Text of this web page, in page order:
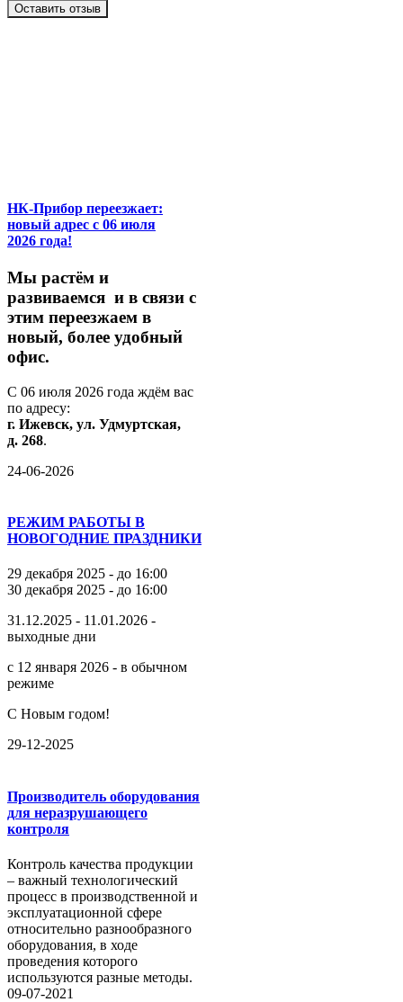
Оставить отзыв
НК-Прибор переезжает:
новый адрес с 06 июля
2026 года!
Мы растём и
развиваемся и в связи с
этим переезжаем в
новый, более удобный
офис.
С 06 июля 2026 года ждём вас
по адресу:
г. Ижевск, ул. Удмуртская,
д. 268.
24-06-2026
РЕЖИМ РАБОТЫ В
НОВОГОДНИЕ ПРАЗДНИКИ
29 декабря 2025 - до 16:00
30 декабря 2025 - до 16:00
31.12.2025 - 11.01.2026 -
выходные дни
с 12 января 2026 - в обычном
режиме
С Новым годом!
29-12-2025
Производитель оборудования
для неразрушающего
контроля
Контроль качества продукции
– важный технологический
процесс в производственной и
эксплуатационной сфере
относительно разнообразного
оборудования, в ходе
проведения которого
используются разные методы.
09-07-2021